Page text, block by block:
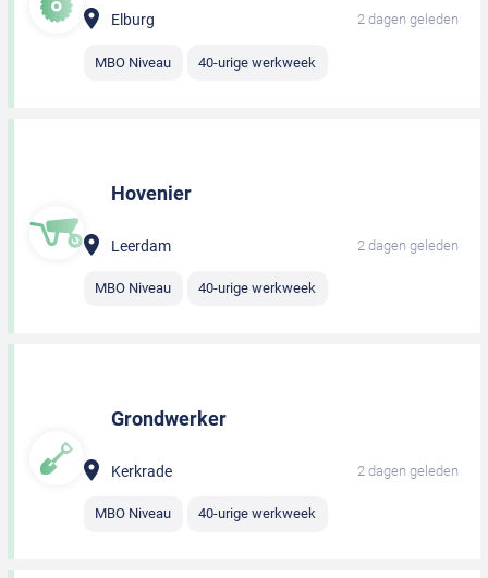
Elburg 2 dagen geleden
MBO Niveau 40-urige werkweek
Hovenier
Leerdam 2 dagen geleden
MBO Niveau 40-urige werkweek
Grondwerker
Kerkrade 2 dagen geleden
MBO Niveau 40-urige werkweek